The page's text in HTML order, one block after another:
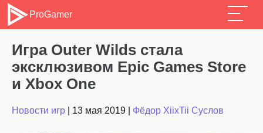
ProGamer
Игра Outer Wilds стала
эксклюзивом Epic Games Store
и Xbox One
Новости игр 13 мая 2019 Фёдор XiixTii Суслов